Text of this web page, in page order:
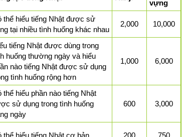
vựng
thể hiểu tiếng Nhật được sử
tại nhiều tình huống khác nhau
2,000 10,000
tiếng Nhật được dùng trong
huống thường ngày và hiểu
nào tiếng Nhật được sử dụng
tình huống rộng hơn
1,000 6,000
thể hiểu phần nào tiếng Nhật
sử dụng trong tình huống
ngày
600 3,000